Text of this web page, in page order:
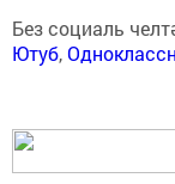
Без социаль
Ютуб,